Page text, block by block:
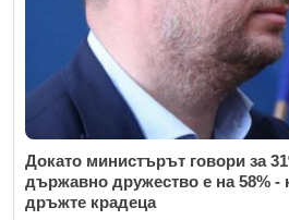
Докато министърът говори за
държавно дружество е на 58% -
дръжте крадеца